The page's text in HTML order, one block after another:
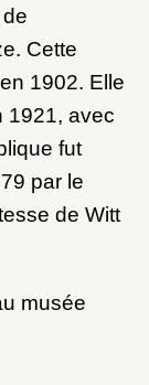
Cette
1902. Elle
1921, avec
fut
par le
de Witt
musée